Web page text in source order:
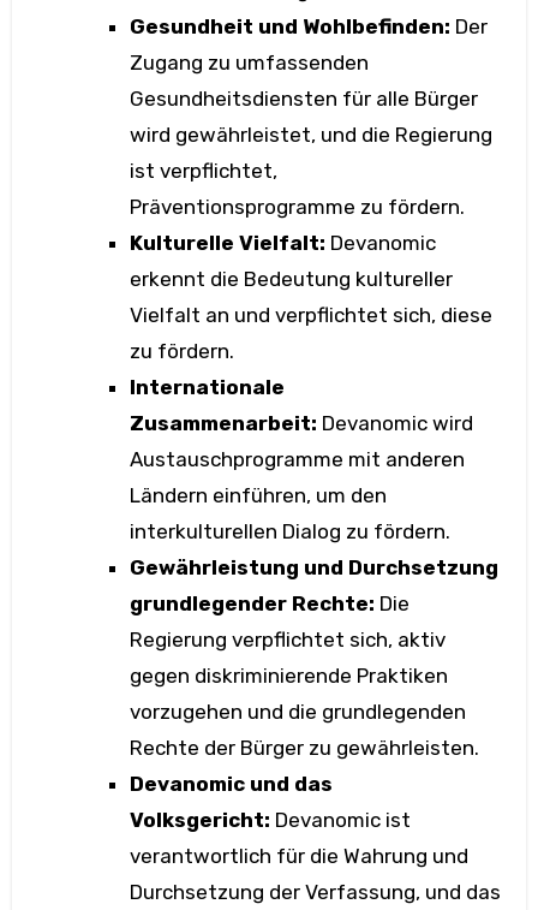
Gesundheit und Wohlbefinden: Der
Zugang zu umfassenden
Gesundheitsdiensten für alle Bürger
wird gewährleistet, und die Regierung
ist verpflichtet,
Präventionsprogramme zu fördern.
Kulturelle Vielfalt: Devanomic
erkennt die Bedeutung kultureller
Vielfalt an und verpflichtet sich, diese
zu fördern.
Internationale
Zusammenarbeit: Devanomic wird
Austauschprogramme mit anderen
Ländern einführen, um den
interkulturellen Dialog zu fördern.
Gewährleistung und Durchsetzung
grundlegender Rechte: Die
Regierung verpflichtet sich, aktiv
gegen diskriminierende Praktiken
vorzugehen und die grundlegenden
Rechte der Bürger zu gewährleisten.
Devanomic und das
Volksgericht: Devanomic ist
verantwortlich für die Wahrung und
Durchsetzung der Verfassung, und das